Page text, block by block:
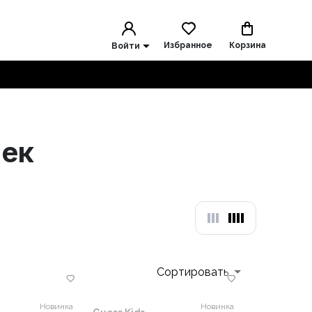
Войти Избранное Корзина
Сортировать
Новинка Новинка